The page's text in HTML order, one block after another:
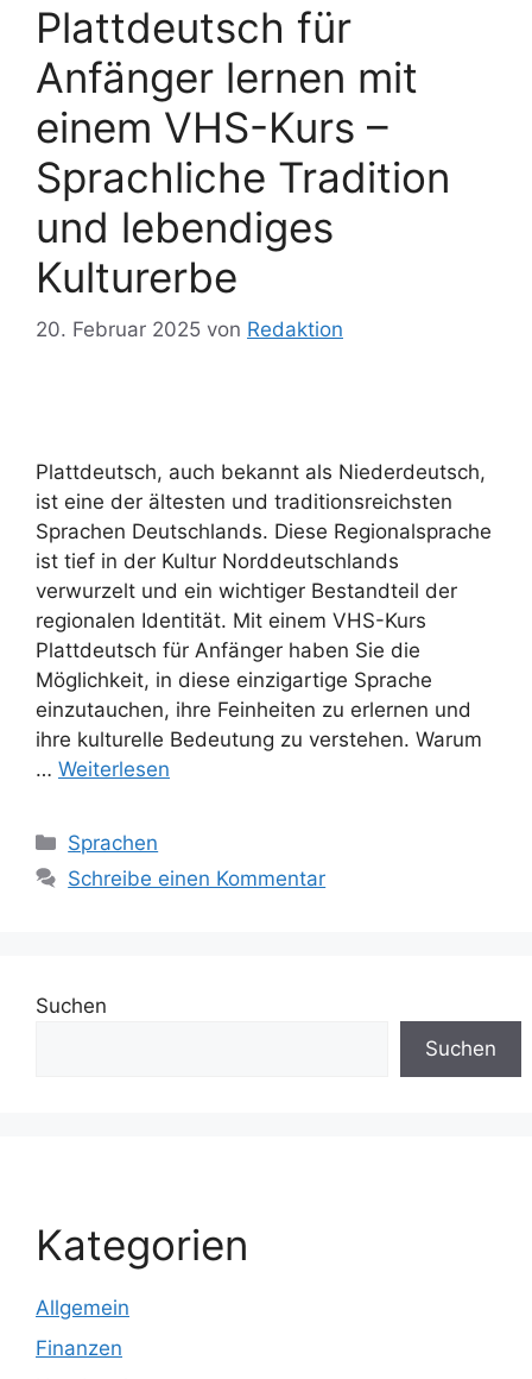
Plattdeutsch für
Anfänger lernen mit
einem VHS-Kurs –
Sprachliche Tradition
und lebendiges
Kulturerbe
20. Februar 2025 von Redaktion
Plattdeutsch, auch bekannt als Niederdeutsch,
ist eine der ältesten und traditionsreichsten
Sprachen Deutschlands. Diese Regionalsprache
ist tief in der Kultur Norddeutschlands
verwurzelt und ein wichtiger Bestandteil der
regionalen Identität. Mit einem VHS-Kurs
Plattdeutsch für Anfänger haben Sie die
Möglichkeit, in diese einzigartige Sprache
einzutauchen, ihre Feinheiten zu erlernen und
ihre kulturelle Bedeutung zu verstehen. Warum
… Weiterlesen
Kategorien
Sprachen
Schreibe einen Kommentar
Suchen
Suchen
Kategorien
Allgemein
Finanzen